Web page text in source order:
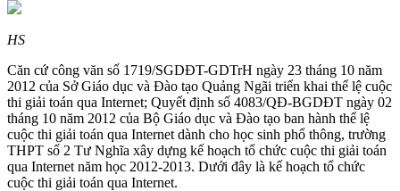
HS
Căn cứ công văn số 1719/SGDĐT-GDTrH ngày 23 tháng 10 năm
2012 của Sở Giáo dục và Đào tạo Quảng Ngãi triển khai thể lệ cuộc
thi giải toán qua Internet; Quyết định số 4083/QĐ-BGDĐT ngày 02
tháng 10 năm 2012 của Bộ Giáo dục và Đào tạo ban hành thể lệ
cuộc thi giải toán qua Internet dành cho học sinh phổ thông, trường
THPT số 2 Tư Nghĩa xây dựng kế hoạch tổ chức cuộc thi giải toán
qua Internet năm học 2012-2013. Dưới đây là kế hoạch tổ chức
cuộc thi giải toán qua Internet.